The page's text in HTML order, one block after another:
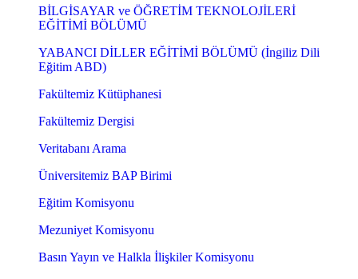
BİLGİSAYAR ve ÖĞRETİM TEKNOLOJİLERİ
EĞİTİMİ BÖLÜMÜ
YABANCI DİLLER EĞİTİMİ BÖLÜMÜ (İngiliz Dili
Eğitim ABD)
Fakültemiz Kütüphanesi
Fakültemiz Dergisi
Veritabanı Arama
Üniversitemiz BAP Birimi
Eğitim Komisyonu
Mezuniyet Komisyonu
Basın Yayın ve Halkla İlişkiler Komisyonu